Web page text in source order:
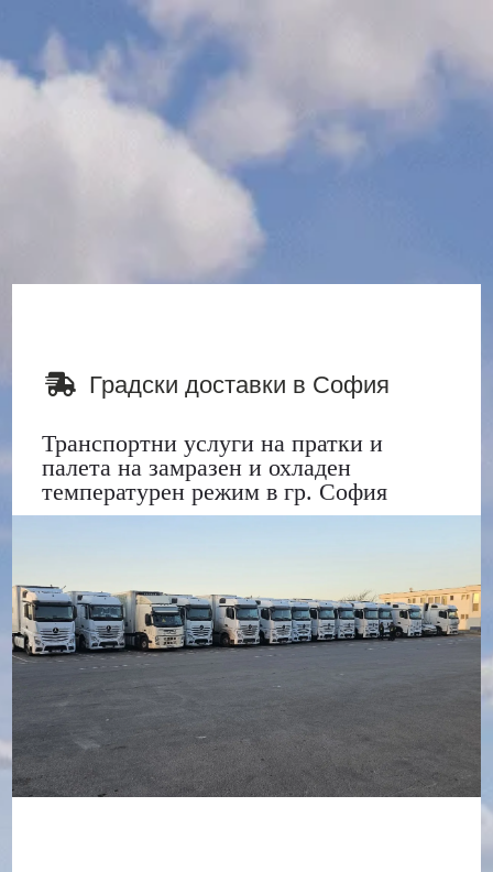
 Градски доставки в София
Транспортни услуги на пратки и
палета на замразен и охладен
температурен режим в гр. София